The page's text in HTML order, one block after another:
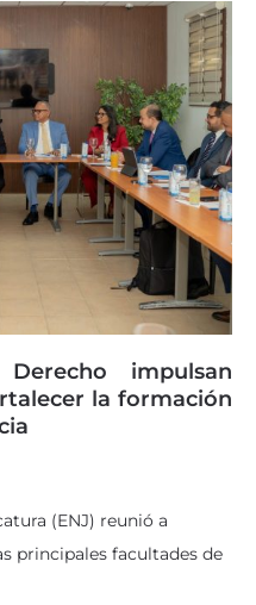
impulsan
la formación
(ENJ) reunió a
principales facultades de